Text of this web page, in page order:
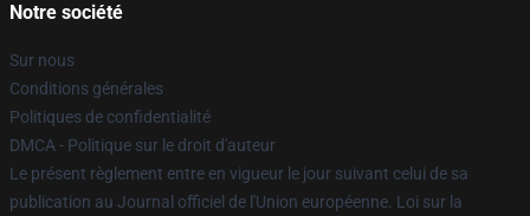
Notre société
Sur nous
Conditions générales
Politiques de confidentialité
DMCA - Politique sur le droit d'auteur
Le présent règlement entre en vigueur le jour suivant celui de sa
publication au Journal officiel de l'Union européenne. Loi sur la